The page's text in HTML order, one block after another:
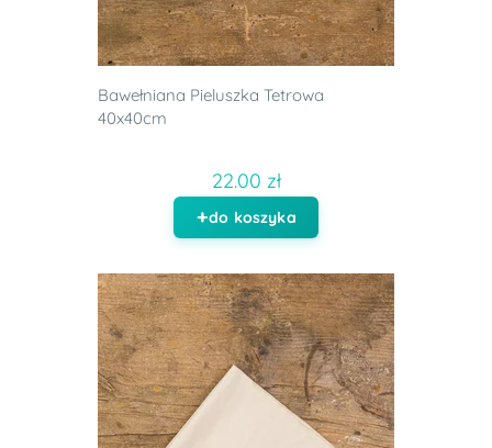
Bawełniana Pieluszka Tetrowa
40x40cm
22.00 zł
do koszyka